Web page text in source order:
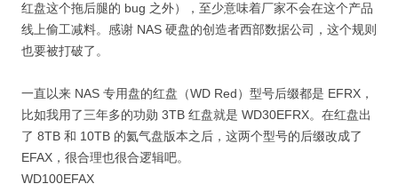
红盘这个拖后腿的 bug 之外），至少意味着厂家不会在这个产品
线上偷工减料。感谢 NAS 硬盘的创造者西部数据公司，这个规则
也要被打破了。
一直以来 NAS 专用盘的红盘（WD Red）型号后缀都是 EFRX，
比如我用了三年多的功勋 3TB 红盘就是 WD30EFRX。在红盘出
了 8TB 和 10TB 的氦气盘版本之后，这两个型号的后缀改成了
EFAX，很合理也很合逻辑吧。
WD100EFAX